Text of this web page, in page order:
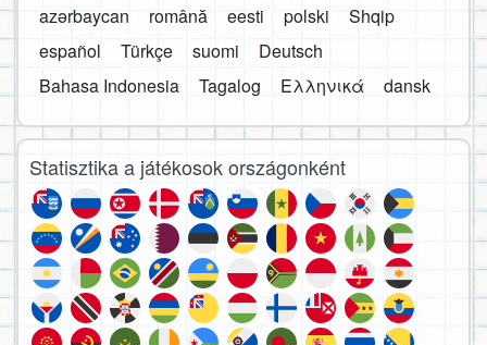
azərbaycan
română eesti polski
Shqip
español
Türkçe suomi
Deutsch
Bahasa Indonesia
Tagalog Ελληνικά dansk
Statisztika a játékosok országonként